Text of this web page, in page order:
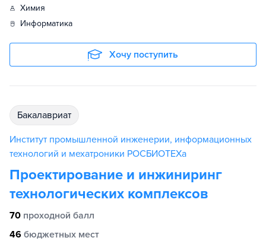
химия
информатика
Хочу поступить
бакалавриат
Институт промышленной инженерии, информационных
технологий и мехатроники РОСБИОТЕХа
Проектирование и инжиниринг
технологических комплексов
70 проходной балл
46 бюджетных мест